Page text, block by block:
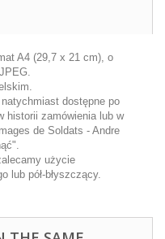
A4 (29,7 x 21 cm), o
dostępne po
historii zamówienia lub w
de Soldats - Andre
użycie
lub pół-błyszczący.